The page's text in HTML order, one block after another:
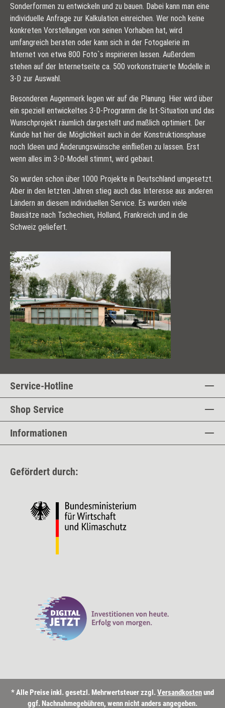
Sonderformen zu entwickeln und zu bauen. Dabei kann man eine
individuelle Anfrage zur Kalkulation einreichen. Wer noch keine
konkreten Vorstellungen von seinen Vorhaben hat, wird
umfangreich beraten oder kann sich in der Fotogalerie im
Internet von etwa 800 Foto`s inspirieren lassen. Außerdem
stehen auf der Internetseite ca. 500 vorkonstruierte Modelle in
3-D zur Auswahl.
Besonderen Augenmerk legen wir auf die Planung. Hier wird über
ein speziell entwickeltes 3-D-Programm die Ist-Situation und das
Wunschprojekt räumlich dargestellt und maßlich optimiert. Der
Kunde hat hier die Möglichkeit auch in der Konstruktionsphase
noch Ideen und Änderungswünsche einfließen zu lassen. Erst
wenn alles im 3-D-Modell stimmt, wird gebaut.
So wurden schon über 1000 Projekte in Deutschland umgesetzt.
Aber in den letzten Jahren stieg auch das Interesse aus anderen
Ländern an diesem individuellen Service. Es wurden viele
Bausätze nach Tschechien, Holland, Frankreich und in die
Schweiz geliefert.
Service-Hotline
Shop Service
Informationen
Gefördert durch:
* Alle Preise inkl. gesetzl. Mehrwertsteuer zzgl.Versandkostenund
ggf. Nachnahmegebühren, wenn nicht anders angegeben.